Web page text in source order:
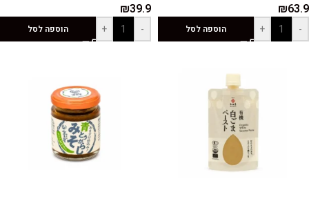
₪63.9
-
+ הוספה לסל
₪39.9
-
+ הוספה לסל